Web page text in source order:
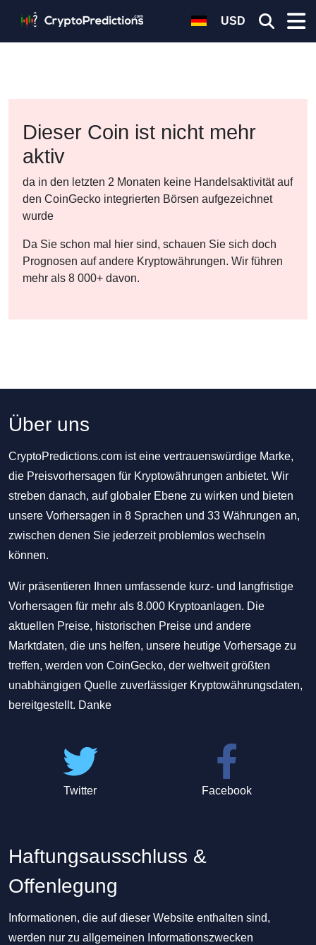
USD
Dieser Coin ist nicht mehr
aktiv
da in den letzten 2 Monaten keine Handelsaktivität auf
den CoinGecko integrierten Börsen aufgezeichnet
wurde
Da Sie schon mal hier sind, schauen Sie sich doch
Prognosen auf andere Kryptowährungen. Wir führen
mehr als 8 000+ davon.
Über uns
CryptoPredictions.com ist eine vertrauenswürdige Marke,
die Preisvorhersagen für Kryptowährungen anbietet. Wir
streben danach, auf globaler Ebene zu wirken und bieten
unsere Vorhersagen in 8 Sprachen und 33 Währungen an,
zwischen denen Sie jederzeit problemlos wechseln
können.
Wir präsentieren Ihnen umfassende kurz- und langfristige
Vorhersagen für mehr als 8.000 Kryptoanlagen. Die
aktuellen Preise, historischen Preise und andere
Marktdaten, die uns helfen, unsere heutige Vorhersage zu
treffen, werden von CoinGecko, der weltweit größten
unabhängigen Quelle zuverlässiger Kryptowährungsdaten,
bereitgestellt. Danke
Twitter Facebook
Haftungsausschluss &
Offenlegung
Informationen, die auf dieser Website enthalten sind,
werden nur zu allgemeinen Informationszwecken